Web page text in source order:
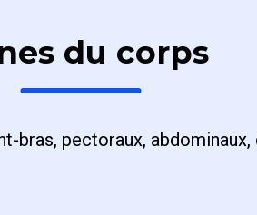
du corps
bras, pectoraux, abdominaux,